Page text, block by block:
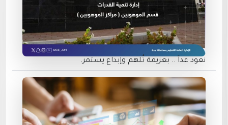
نعود غداً .. بعزيمة تُلهم وإبداع يستمر.